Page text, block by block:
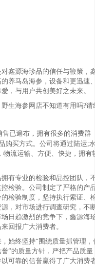
鑫源海珍品的信任与鞭策，
养马岛海参，设备和更迅速
，与用户共创美好之未来。
生海参网店不知道有用吗?请
售已遍布，拥有很多的消费群
购买方式。公司将通过陆运;
流运输、方便、快捷，拥有
有专业的检验和品控团队，
检验。公司制定了严格的产
检验制度，坚持执行索证、
，对市场进行调查研究，不
日趋激烈的竞争下，鑫源海
回报广大消费者。
始终坚持“围绕质量抓管理，
”的质量方针，严把产品质量
可靠的信誉赢得了广大消费